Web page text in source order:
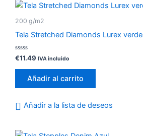
200 g/m2
Tela Stretched Diamonds Lurex verde
Valorado
con
0
€11.49 IVA incluido
Añadir al carrito
Añadir a la lista de deseos